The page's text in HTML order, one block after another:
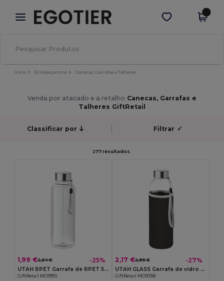
× App Egotier
Melhores preços na app!
Obter app
Início Brindes promo Canecas, Garrafas e Talheres
Venda por atacado e a retalho Canecas, Garrafas e
Talheres GiftRetail
Classificar por Filtrar ✓
277 resultados.
1,99 €2,64 € -25%
UTAH RPET Garrafa de RPET 500ml
GiftRetail MO9910
2,17 €2,95 € -27%
UTAH GLASS Garrafa de vidro 500ml
GiftRetail MO9358